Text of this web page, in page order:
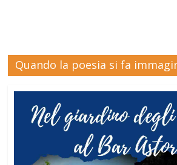
Quando la poesia si fa